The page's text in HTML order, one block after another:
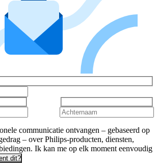
communicatie ontvangen – gebaseerd op
– over Philips-producten, diensten,
Ik kan me op elk moment eenvoudig
dit?